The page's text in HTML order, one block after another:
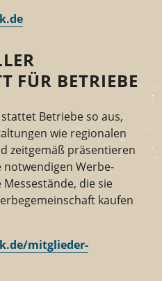
FÜR BETRIEBE
stattet Betriebeso aus,
wie regio­nalen
zeitgemäß präsen­tieren
notwendigen Werbe­
Messe­stände, die sie
kaufen
mitglie­der­